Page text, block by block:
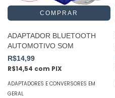
ADAPTADOR BLUETOOTH
AUTOMOTIVO SOM
R$14,99
R$14,54 com PIX
ADAPTADORES E CONVERSORES EM
GERAL